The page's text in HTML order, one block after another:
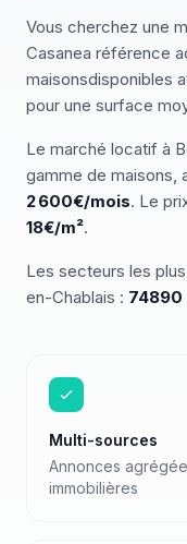
Vous cherchez une
Casanea référence
maisonsdisponibles
pour une surface
Le marché locatif à
gamme de maisons,
2 600€/mois. Le
18€/m².
Les secteurs les
en-Chablais : 74890
Multi-sources
Annonces
immobilières